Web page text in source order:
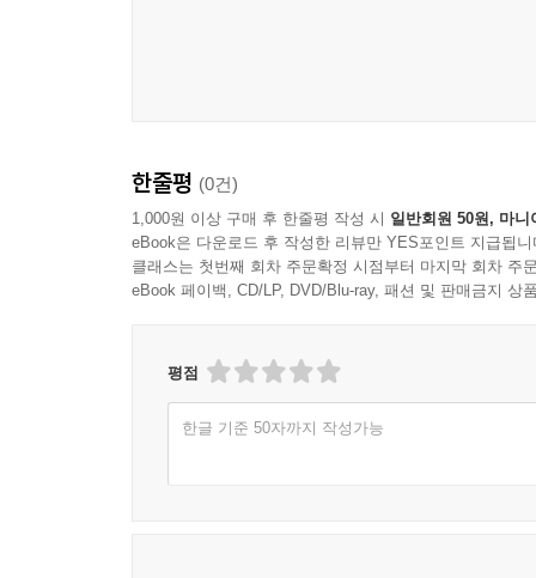
한줄평 (0건)
1,000원 이상 구매 후 한줄평 작성 시 일반회원 50원, 마니
eBook은 다운로드 후 작성한 리뷰만 YES포인트 지급됩니
클래스는 첫번째 회차 주문확정 시점부터 마지막 회차 주
eBook 페이백, CD/LP, DVD/Blu-ray, 패션 및 판매금지 상
평점
한글 기준 50자까지 작성가능